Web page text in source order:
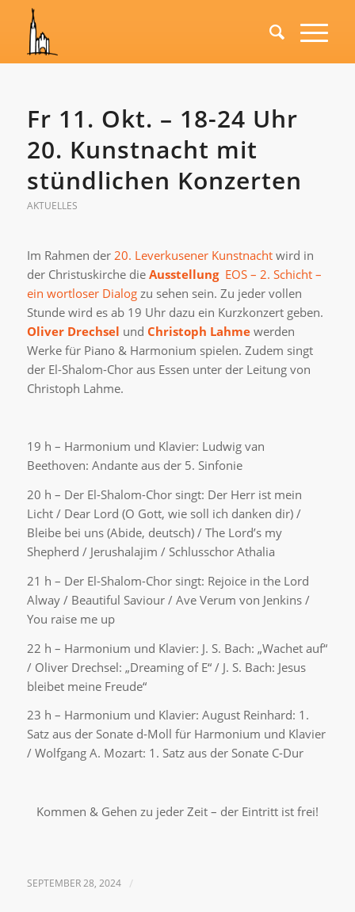
Fr 11. Okt. – 18-24 Uhr
20. Kunstnacht mit
stündlichen Konzerten
AKTUELLES
Im Rahmen der 20. Leverkusener Kunstnachtwird in
der Christuskirche die Ausstellung EOS – 2. Schicht –
ein wortloser Dialogzu sehen sein. Zu jeder vollen
Stunde wird es ab 19 Uhr dazu ein Kurzkonzert geben.
Oliver Drechsel und Christoph Lahme werden
Werke für Piano & Harmonium spielen. Zudem singt
der El-Shalom-Chor aus Essen unter der Leitung von
Christoph Lahme.
19 h – Harmonium und Klavier: Ludwig van
Beethoven: Andante aus der 5. Sinfonie
20 h – Der El-Shalom-Chor singt: Der Herr ist mein
Licht / Dear Lord (O Gott, wie soll ich danken dir) /
Bleibe bei uns (Abide, deutsch) / The Lord’s my
Shepherd / Jerushalajim / Schlusschor Athalia
21 h – Der El-Shalom-Chor singt: Rejoice in the Lord
Alway / Beautiful Saviour / Ave Verum von Jenkins /
You raise me up
22 h – Harmonium und Klavier: J. S. Bach: „Wachet auf“
/ Oliver Drechsel: „Dreaming of E“ / J. S. Bach: Jesus
bleibet meine Freude“
23 h – Harmonium und Klavier: August Reinhard: 1.
Satz aus der Sonate d-Moll für Harmonium und Klavier
/ Wolfgang A. Mozart: 1. Satz aus der Sonate C-Dur
Kommen & Gehen zu jeder Zeit – der Eintritt ist frei!
SEPTEMBER 28, 2024 /